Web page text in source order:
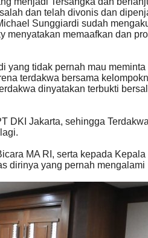
dan telah divonis dan
Sunggiardi sudah
menyatakan memaafkan dan
yang tidak pernah mau meminta
terdakwa bersama
dinyatakan terbukti
DKI Jakarta, sehingga
MA RI, serta kepada Kepala
dirinya yang pernah mengalami
UMKM & Ekonomi Kreatif
Dr. Sri Untari
Platform Aspirasi...